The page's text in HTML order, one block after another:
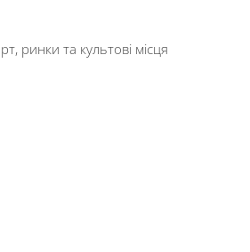
ринки та культові місця